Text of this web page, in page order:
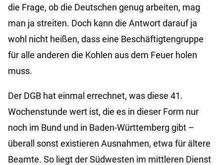
die Frage, ob die Deutschen genug arbeiten, mag
man ja streiten. Doch kann die Antwort darauf ja
wohl nicht heißen, dass eine Beschäftigtengruppe
für alle anderen die Kohlen aus dem Feuer holen
muss.
Der DGB hat einmal errechnet, was diese 41.
Wochenstunde wert ist, die es in dieser Form nur
noch im Bund und in Baden-Württemberg gibt –
überall sonst existieren Ausnahmen, etwa für ältere
Beamte. So liegt der Südwesten im mittleren Dienst